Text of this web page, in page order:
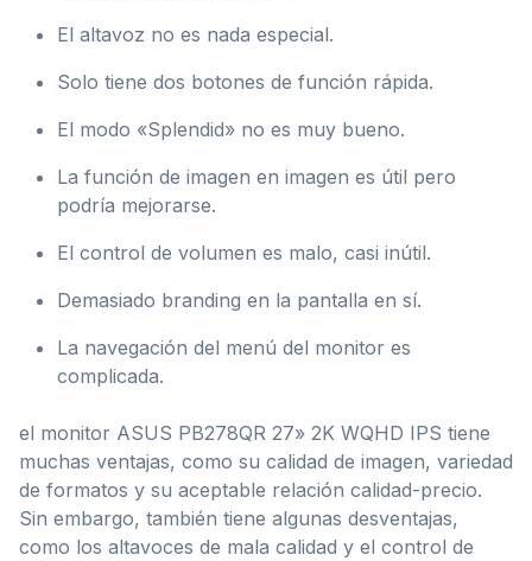
El altavoz no es nada especial.
Solo tiene dos botones de función rápida.
El modo «Splendid» no es muy bueno.
La función de imagen en imagen es útil pero
podría mejorarse.
El control de volumen es malo, casi inútil.
Demasiado branding en la pantalla en sí.
La navegación del menú del monitor es
complicada.
el monitor ASUS PB278QR 27» 2K WQHD IPS tiene
muchas ventajas, como su calidad de imagen, variedad
de formatos y su aceptable relación calidad-precio.
Sin embargo, también tiene algunas desventajas,
como los altavoces de mala calidad y el control de